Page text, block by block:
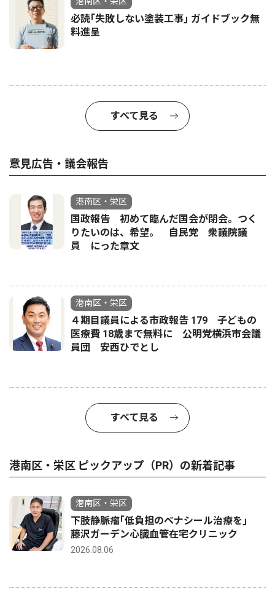
必読｢失敗しない塗装工事｣ ガイドブック無
料進呈
すべて見る
意見広告・議会報告
港南区・栄区
国政報告 初めて臨んだ国会が閉会。つく
りたいのは、希望。 自民党 衆議院議
員 にった章文
港南区・栄区
４期目議員による市政報告 179 子どもの
医療費 18歳まで無料に 公明党横浜市会議
員団 安西ひでとし
すべて見る
港南区・栄区 ピックアップ（PR）の新着記事
港南区・栄区
下肢静脈瘤｢低負担のベナシール治療を｣
藤沢ガーデン心臓血管在宅クリニック
2026.08.06